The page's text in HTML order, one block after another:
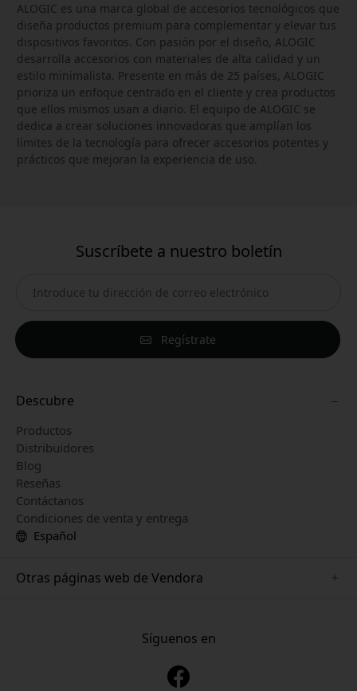
ALOGIC es una marca global de accesorios tecnológicos que
diseña productos premium para complementar y elevar tus
dispositivos favoritos. Con pasión por el diseño, ALOGIC
desarrolla accesorios con materiales de alta calidad y un
estilo minimalista. Presente en más de 25 países, ALOGIC
prioriza un enfoque centrado en el cliente y crea productos
que ellos mismos usan a diario. El equipo de ALOGIC se
dedica a crear soluciones innovadoras que amplían los
límites de la tecnología para ofrecer accesorios potentes y
prácticos que mejoran la experiencia de uso.
Suscríbete a nuestro boletín
Regístrate
Descubre
Productos
Distribuidores
Blog
Reseñas
Contáctanos
Condiciones de venta y entrega
Español
Otras páginas web de Vendora
www.nordicsmartlight.seSíguenos en